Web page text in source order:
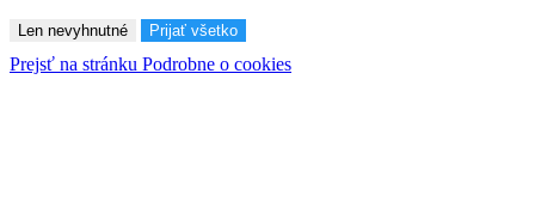
Len nevyhnutné Prijať všetko
Prejsť na stránku Podrobne o cookies